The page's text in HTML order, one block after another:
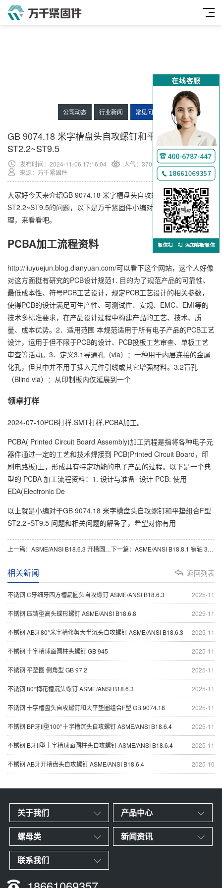
公司动态 行业新闻 常见问题
GB 9074.18 米字槽盘头自攻螺钉和平垫组合F型
ST2.2~ST9.5
发布时间：2024-11-06 17:16:04 人气： 370
来源：万千紧固件
大家好今天来介绍GB 9074.18 米字槽盘头自攻螺钉和平垫组合F型
ST2.2~ST9.5的问题，以下是万千紧固件小编对此问题的归纳整
理，来看看吧。
PCBA加工流程资料
http://liuyuejun.blog.dianyuan.com/可以看下这个网站，这个人好像
对这方面挺有研究的PCB设计规范1. 目的为了规范产品的可靠性、
最低成本性、符号PCB工艺设计，规定PCB工艺设计的相关参数，
使得PCB的设计满足可生产性、可测试性、安规、EMC、EMI等的
技术多标准要求，在产品设计过程中构建产品的工艺、技术、质
量、成本优势。2．适用范围 本规范适用于所有电子产品的PCB工艺
设计，运用于但不限于PCB的设计、PCB投板工艺审查、单板工艺
审查等活动。3．定义3.1导通孔（via）：一种用于内层连接的金属
化孔，但其中并不用于插入元件引线或其它增强材料。3.2盲孔
（Blind via）：从印制板内仅延展到一个
领卓打样
2024-07-10PCB打样,SMT打样,PCBA加工。
PCBA( Printed Circuit Board Assembly)加工流程是指将各种电子元
器件通过一定的工艺和技术焊接到 PCB(Printed Circuit Board，印
刷电路板)上，形成具有特定功能的电子产品的过程。以下是一个典
型的 PCBA 加工流程资料：1. 设计与准备- 设计 PCB: 使用
EDA(Electronic De
以上就是小编对于GB 9074.18 米字槽盘头自攻螺钉和平垫组合F型
ST2.2~ST9.5 问题和相关问题的解答了，希望对你有用
上一篇： ASME/ANSI B18.6.3 开槽圆头螺钉 #0~3/4 下一篇： ASME/ANSI B18.8.1 销轴 3/16~2
返回列表
相关新闻
2025-11
不锈钢 C牙细牙四方槽扁圆头自攻螺钉 ASME/ANSI B18.6.3
2025-11
不锈钢 压铸型高头蝶形螺钉 ASME/ANSI B18.6.8
2025-11
不锈钢 AB牙80°米字槽修剪大半沉头自攻螺钉 ASME/ANSI B18.6.3
2025-11
不锈钢 十字槽球面圆柱头螺钉 GB 945
2025-11
不锈钢 平垫圈 倒角型 GB 97.2
2025-11
不锈钢 80°梅花槽沉头螺钉 ASME/ANSI B18.6.3
2025-11
不锈钢 十字槽盘头自攻螺钉和大平垫圈组合F型 GB 9074.18
2025-11
不锈钢 BP牙II型100°十字槽沉头自攻螺钉 ASME/ANSI B18.6.4
2025-11
不锈钢 B牙II型十字槽球面圆柱头自攻螺钉 ASME/ANSI B18.6.4
2025-10
不锈钢 AB牙开槽盘头自攻螺钉 ASME/ANSI B18.6.4
关于我们 产品中心
螺母类 新闻资讯
联系我们